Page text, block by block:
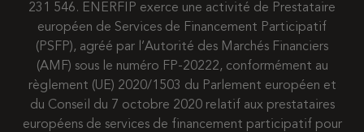
231 546. ENERFIP exerce une activité de Prestataire
européen de Services de Financement Participatif
(PSFP), agréé par l’Autorité des Marchés Financiers
(AMF) sous le numéro FP-20222, conformément au
règlement (UE) 2020/1503 du Parlement européen et
du Conseil du 7 octobre 2020 relatif aux prestataires
européens de services de financement participatif pour